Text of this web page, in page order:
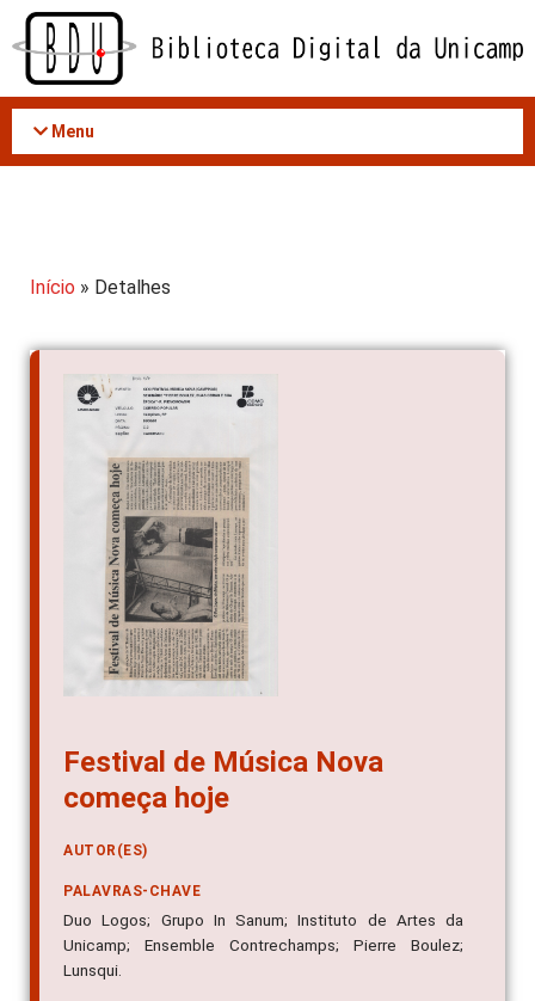
Acessar
conteúdo
Menu
Início » Detalhes
Festival de Música Nova
começa hoje
AUTOR(ES)
PALAVRAS-CHAVE
Duo Logos; Grupo In Sanum; Instituto de Artes da
Unicamp; Ensemble Contrechamps; Pierre Boulez;
Lunsqui.